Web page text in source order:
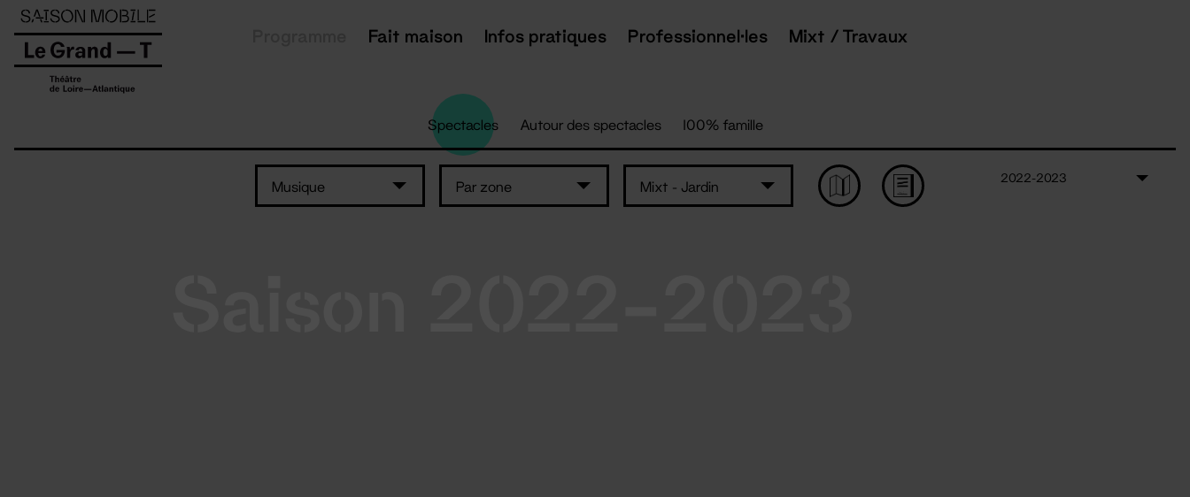
Fait maison Infos pratiques Professionnel·les Mixt / Travaux
Spectacles Autour des spectacles 100% famille
Musique Par zone Mixt - Jardin
2022-2023
Panneau de gestion des cookies